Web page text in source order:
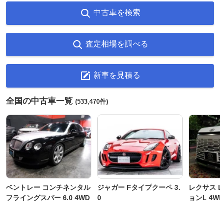
中古車を検索
査定相場を調べる
新車を見積る
全国の中古車一覧 (533,470件)
ベントレー コンチネンタル
フライングスパー 6.0 4WD
ジャガー Fタイプクーペ 3.
0
レクサス
ョンL